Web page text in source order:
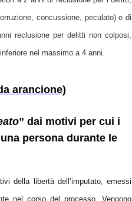
concussione, peculato) e di
reclusione per delitti non colposi,
nel massimo a 4 anni.
arancione)
” dai motivi per cui i
persona durante le
della libertà dell’imputato, emessi
nel corso del processo. Vengono